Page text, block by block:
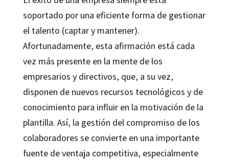
soportado por una eficiente forma de gestionar
el talento (captar y mantener).
Afortunadamente, esta afirmación está cada
vez más presente en la mente de los
empresarios y directivos, que, a su vez,
disponen de nuevos recursos tecnológicos y de
conocimiento para influir en la motivación de la
plantilla. Así, la gestión del compromiso de los
colaboradores se convierte en una importante
fuente de ventaja competitiva, especialmente